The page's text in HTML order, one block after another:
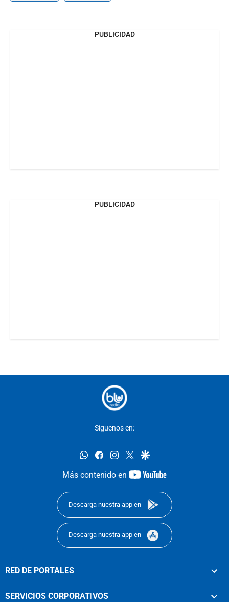
PUBLICIDAD
PUBLICIDAD
Síguenos en:
whatsappfacebookinstagram
twittergoogle
Más contenido en
youtube-
Descarga nuestra app en
Descarga nuestra app en
RED DE PORTALES
SERVICIOS CORPORATIVOS